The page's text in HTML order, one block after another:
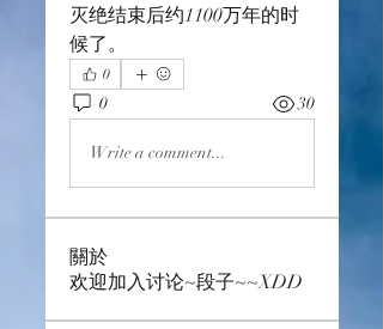
灭绝结束后约1100万年的时
候了。
0
0 30
Write a comment...
關於
欢迎加入讨论~段子~~XDD